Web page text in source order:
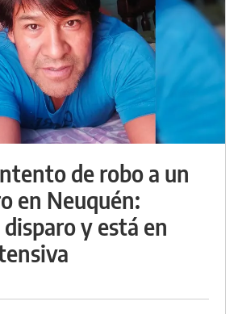
de robo a un
en Neuquén:
y está en